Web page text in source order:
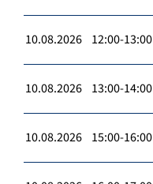
10.08.2026 12:00-13:00
10.08.2026 13:00-14:00
10.08.2026 15:00-16:00